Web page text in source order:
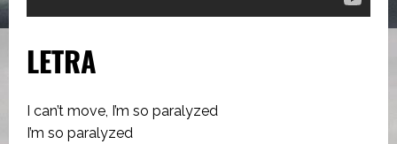
LETRA
I can’t move, I’m so paralyzed
I’m so paralyzed